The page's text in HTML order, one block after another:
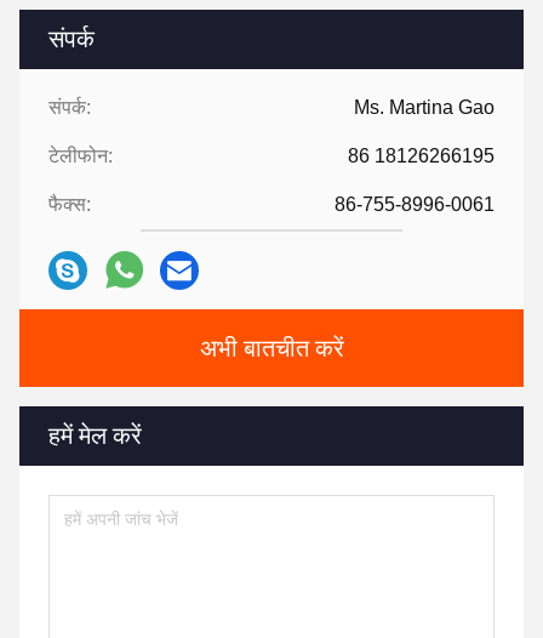
संपर्क
संपर्क: Ms. Martina Gao
टेलीफोन: 86 18126266195
फैक्स: 86-755-8996-0061
अभी बातचीत करें
हमें मेल करें